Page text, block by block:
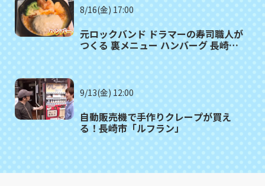
8/16(金) 17:00
元ロックバンド ドラマーの寿司職人が
つくる 裏メニュー ハンバーグ 長崎市
9/13(金) 12:00
自動販売機で手作りクレープが買え
る！長崎市「ルフラン」